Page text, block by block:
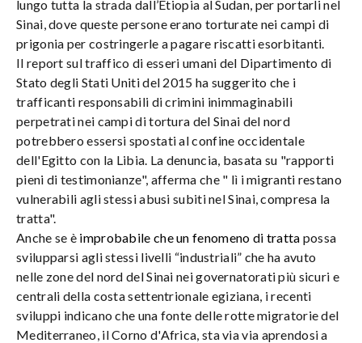
lungo tutta la strada dall’Etiopia al Sudan, per portarli nel
Sinai, dove queste persone erano torturate nei campi di
prigonia per costringerle a pagare riscatti esorbitanti.
Il report sul traffico di esseri umani del Dipartimento di
Stato degli Stati Uniti del 2015 ha suggerito che i
trafficanti responsabili di crimini inimmaginabili
perpetrati nei campi di tortura del Sinai del nord
potrebbero essersi spostati al confine occidentale
dell'Egitto con la Libia. La denuncia, basata su "rapporti
pieni di testimonianze", afferma che " lì i migranti restano
vulnerabili agli stessi abusi subiti nel Sinai, compresa la
tratta".
Anche se è improbabile che un fenomeno di tratta possa
svilupparsi agli stessi livelli “industriali” che ha avuto
nelle zone del nord del Sinai nei governatorati più sicuri e
centrali della costa settentrionale egiziana, i recenti
sviluppi indicano che una fonte delle rotte migratorie del
Mediterraneo, il Corno d'Africa, sta via via aprendosi a